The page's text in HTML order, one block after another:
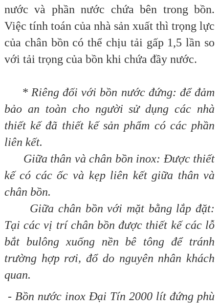
nước và phần nước chứa bên trong bồn.
Việc tính toán của nhà sản xuất thì trọng lực
của chân bồn có thể chịu tải gấp 1,5 lần so
với tải trọng của bồn khi chứa đầy nước.
* Riêng đối với bồn nước đứng: để đảm
bảo an toàn cho người sử dụng các nhà
thiết kế đã thiết kế sản phẩm có các phần
liên kết.
Giữa thân và chân bồn inox: Được thiết
kế có các ốc và kẹp liên kết giữa thân và
chân bồn.
Giữa chân bồn với mặt bằng lắp đặt:
Tại các vị trí chân bồn được thiết kế các lỗ
bắt bulông xuống nền bê tông để tránh
trường hợp rơi, đổ do nguyên nhân khách
quan.
- Bồn nước inox Đại Tín 2000 lít đứng phù